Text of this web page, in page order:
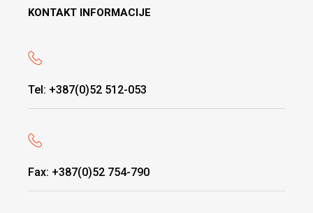
KONTAKT INFORMACIJE
Tel: +387(0)52 512-053
Fax: +387(0)52 754-790